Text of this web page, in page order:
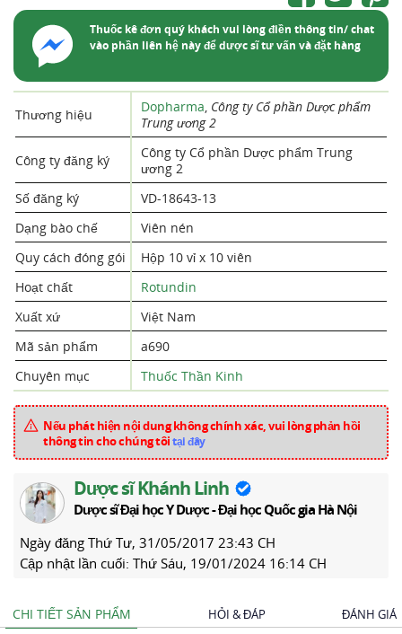
Thuốc kê đơn quý khách vui lòng điền thông tin/ chat
vào phần liên hệ này để dược sĩ tư vấn và đặt hàng
Thương hiệu Dopharma, Công ty Cổ phần Dược phẩm
Trung ương 2
Công ty đăng ký
Công ty Cổ phần Dược phẩm Trung
ương 2
Số đăng ký
VD-18643-13
Dạng bào chế
Viên nén
Quy cách đóng gói
Hộp 10 vỉ x 10 viên
Hoạt chất
Rotundin
Xuất xứ
Việt Nam
Mã sản phẩm
a690
Chuyên mục
Thuốc Thần Kinh
Nếu phát hiện nội dung không chính xác, vui lòng phản hồi
thông tin cho chúng tôitại đây
Dược sĩ Khánh Linh
Dược sĩ Đại học Y Dược - Đại học Quốc gia Hà Nội
Ngày đăng Thứ Tư, 31/05/2017 23:43 CH
Cập nhật lần cuối: Thứ Sáu, 19/01/2024 16:14 CH
CHI TIẾT SẢN PHẨM HỎI & ĐÁP ĐÁNH GIÁ